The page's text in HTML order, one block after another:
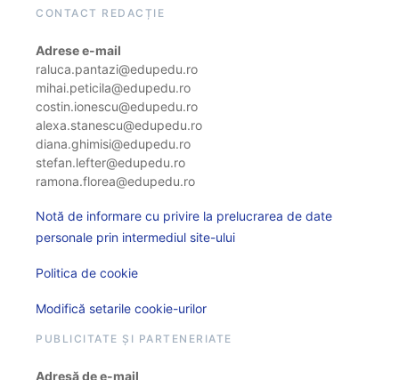
CONTACT REDACȚIE
Adrese e-mail
raluca.pantazi@edupedu.ro
mihai.peticila@edupedu.ro
costin.ionescu@edupedu.ro
alexa.stanescu@edupedu.ro
diana.ghimisi@edupedu.ro
stefan.lefter@edupedu.ro
ramona.florea@edupedu.ro
Notă de informare cu privire la prelucrarea de date
personale prin intermediul site-ului
Politica de cookie
Modifică setarile cookie-urilor
PUBLICITATE ȘI PARTENERIATE
Adresă de e-mail